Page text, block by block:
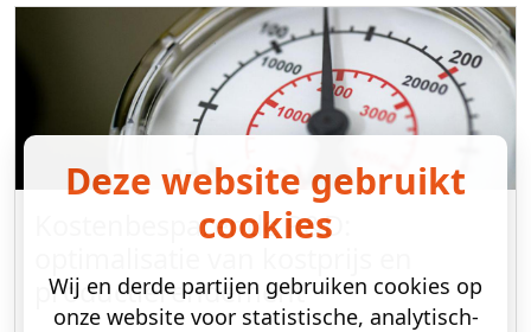
Kostenbesparende R&D:
productierendement
Deze website gebruikt
cookies
Wij en derde partijen gebruiken cookies op
onze website voor statistische, analytisch-